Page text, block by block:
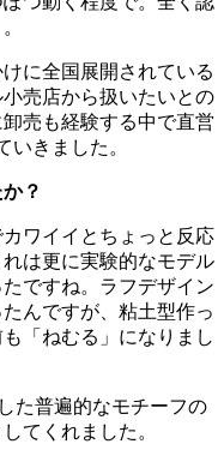
に全国展開されている
売店から扱いたいとの
売も経験する中で直営
きました。
？
ワイイとちょっと反応
は更に実験的なモデル
ですね。ラフデザイン
んですが、粘土型作っ
「ねむる」になりまし
た普遍的なモチーフの
てくれました。